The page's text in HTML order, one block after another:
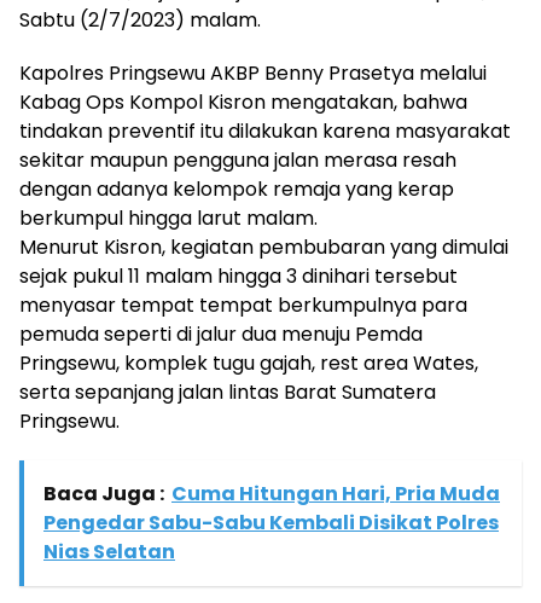
Sabtu (2/7/2023) malam.
Kapolres Pringsewu AKBP Benny Prasetya melalui
Kabag Ops Kompol Kisron mengatakan, bahwa
tindakan preventif itu dilakukan karena masyarakat
sekitar maupun pengguna jalan merasa resah
dengan adanya kelompok remaja yang kerap
berkumpul hingga larut malam.
Menurut Kisron, kegiatan pembubaran yang dimulai
sejak pukul 11 malam hingga 3 dinihari tersebut
menyasar tempat tempat berkumpulnya para
pemuda seperti di jalur dua menuju Pemda
Pringsewu, komplek tugu gajah, rest area Wates,
serta sepanjang jalan lintas Barat Sumatera
Pringsewu.
Baca Juga : Cuma Hitungan Hari, Pria Muda
Pengedar Sabu-Sabu Kembali Disikat Polres
Nias Selatan